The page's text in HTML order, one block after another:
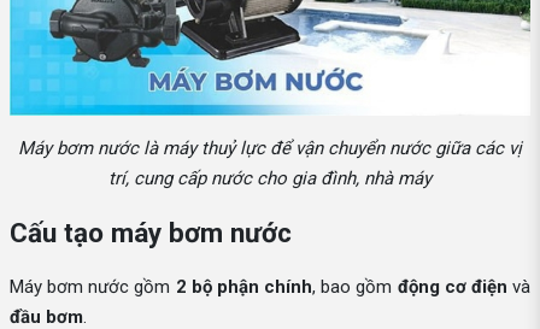
Máy bơm nước là máy thuỷ lực để vận chuyển nước giữa các vị
trí, cung cấp nước cho gia đình, nhà máy
Cấu tạo máy bơm nước
Máy bơm nước gồm 2 bộ phận chính, bao gồm động cơ điện và
đầu bơm